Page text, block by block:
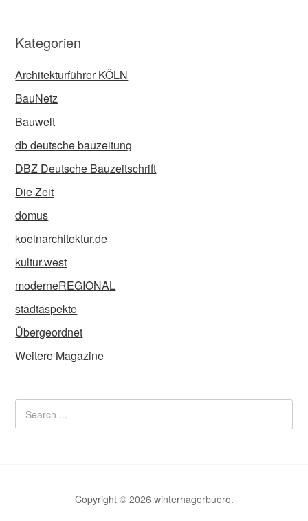
Kategorien
Architekturführer KÖLN
BauNetz
Bauwelt
db deutsche bauzeitung
DBZ Deutsche Bauzeitschrift
Die Zeit
domus
koelnarchitektur.de
kultur.west
moderneREGIONAL
stadtaspekte
Übergeordnet
Weitere Magazine
Copyright © 2026 winterhagerbuero.